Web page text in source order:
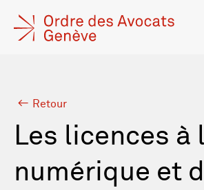
Retour
Les licences à
numérique et